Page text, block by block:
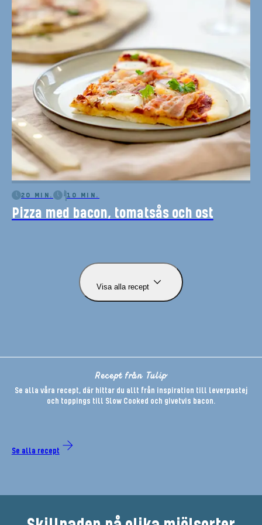
20 MIN. 10 MIN.
Pizza med bacon, tomatsås och ost
Visa alla recept
Recept från Tulip
Se alla våra recept, där hittar du allt från inspiration till leverpastej
och toppings till Slow Cooked och givetvis bacon.
Se alla recept